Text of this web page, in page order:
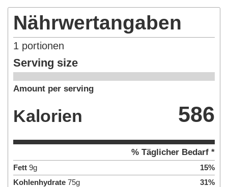
Nährwertangaben
1 portionen
Serving size
Amount per serving
Kalorien 586
% Täglicher Bedarf *
Fett 9g 15%
Kohlenhydrate 75g 31%